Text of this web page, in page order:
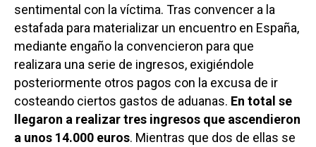
sentimental con la víctima. Tras convencer a la
estafada para materializar un encuentro en España,
mediante engaño la convencieron para que
realizara una serie de ingresos, exigiéndole
posteriormente otros pagos con la excusa de ir
costeando ciertos gastos de aduanas. En total se
llegaron a realizar tres ingresos que ascendieron
a unos 14.000 euros. Mientras que dos de ellas se